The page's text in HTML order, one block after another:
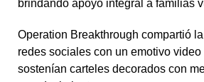
brindando apoyo integral a familias
Operation Breakthrough compartió
redes sociales con un emotivo
sostenían carteles decorados con